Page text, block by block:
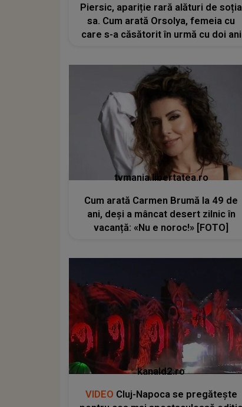
Piersic, apariție rară alături de soția
sa. Cum arată Orsolya, femeia cu
care s-a căsătorit în urmă cu doi ani
tvmania.libertatea.ro
Cum arată Carmen Brumă la 49 de
ani, deși a mâncat desert zilnic în
vacanță: «Nu e noroc!» [FOTO]
kanald2.ro
VIDEO Cluj-Napoca se pregătește